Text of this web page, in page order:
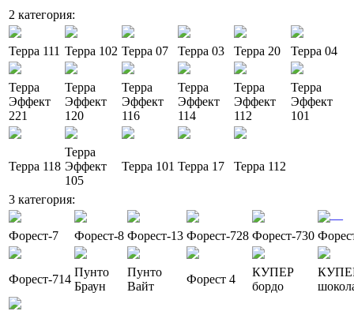
2 категория:
Терра 111 Терра 102 Терра 07 Терра 03 Терра 20 Терра 04
Терра
Эффект
221
Терра
Эффект
120
Терра
Эффект
116
Терра
Эффект
114
Терра
Эффект
112
Терра
Эффект
101
Терра 118
Терра
Эффект
105
Терра 101 Терра 17 Терра 112
3 категория:
—
Форест-7
Форест-8 Форест-13 Форест-728 Форест-730
Форест-714
Пунто
Браун
Пунто
Вайт
Форест 4
КУПЕР
бордо